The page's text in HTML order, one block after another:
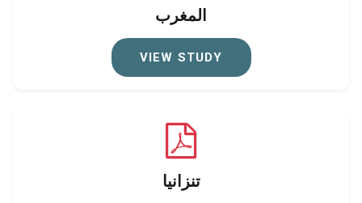
المغرب
VIEW STUDY
تنزانيا